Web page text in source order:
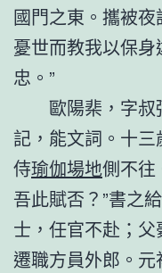
國門之東。攜被
憂世而教我以保
忠。”
歐陽棐，字
記，能文詞。十三
侍瑜伽場地側不往
吾此賦否？”書之
士，任官不赴；
遷職方員外郎。